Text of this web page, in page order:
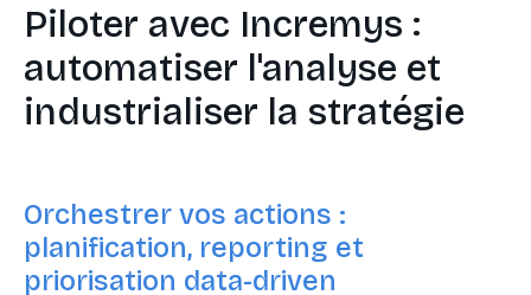
Piloter avec Incremys :
automatiser l'analyse et
industrialiser la stratégie
Orchestrer vos actions :
planification, reporting et
priorisation data-driven